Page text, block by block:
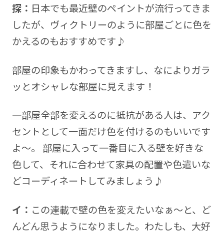
探： 日本でも最近壁のペイントが流行ってきま
したが、ヴィクトリーのように部屋ごとに色を
かえるのもおすすめです♪
部屋の印象もかわってきますし、なによりガラ
ッとオシャレな部屋に見えます！
一部屋全部を変えるのに抵抗がある人は、アク
セントとして一面だけ色を付けるのもいいです
よ～。 部屋に入って一番目に入る壁を好きな
色して、それに合わせて家具の配置や色遣いな
どコーディネートしてみましょう♪
イ： この連載で壁の色を変えたいなぁ～と、ど
んどん思うようになりました。わたしも、大好